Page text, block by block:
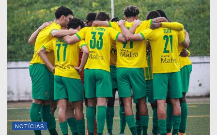
NOTÍCIAS